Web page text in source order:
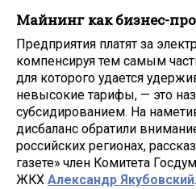
Майнинг как бизнес-
Предприятия платят за
компенсируя тем самым
для которого удается
невысокие тарифы, — это
субсидированием. На
дисбаланс обратили
российских регионах,
газете» член Комитета
ЖКХ Александр Якубовский.